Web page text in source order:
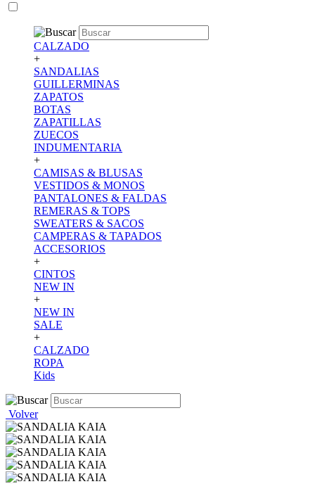
CALZADO
+
SANDALIAS
GUILLERMINAS
ZAPATOS
BOTAS
ZAPATILLAS
ZUECOS
INDUMENTARIA
+
CAMISAS & BLUSAS
VESTIDOS & MONOS
PANTALONES & FALDAS
REMERAS & TOPS
SWEATERS & SACOS
CAMPERAS & TAPADOS
ACCESORIOS
+
CINTOS
NEW IN
+
NEW IN
SALE
+
CALZADO
ROPA
Kids
Volver